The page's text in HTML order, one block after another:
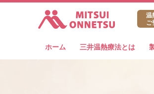
三井温熱温
ご
ホーム 三井温熱療法とは